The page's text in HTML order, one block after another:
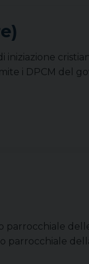
i DPCM del
parrocchiale
parrocchiale